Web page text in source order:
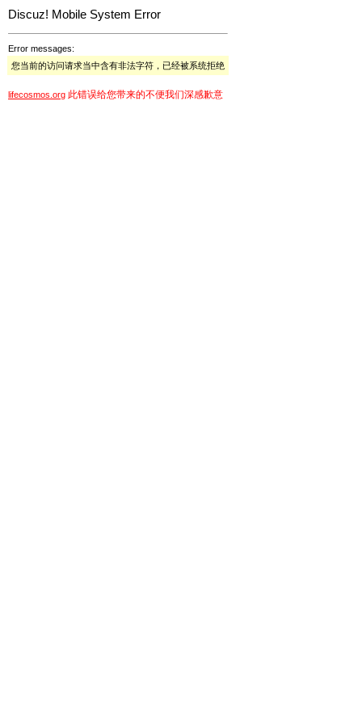
Discuz! Mobile System Error
Error messages:
您当前的访问请求当中含有非法字符，已经被系统拒绝
lifecosmos.org 此错误给您带来的不便我们深感歉意